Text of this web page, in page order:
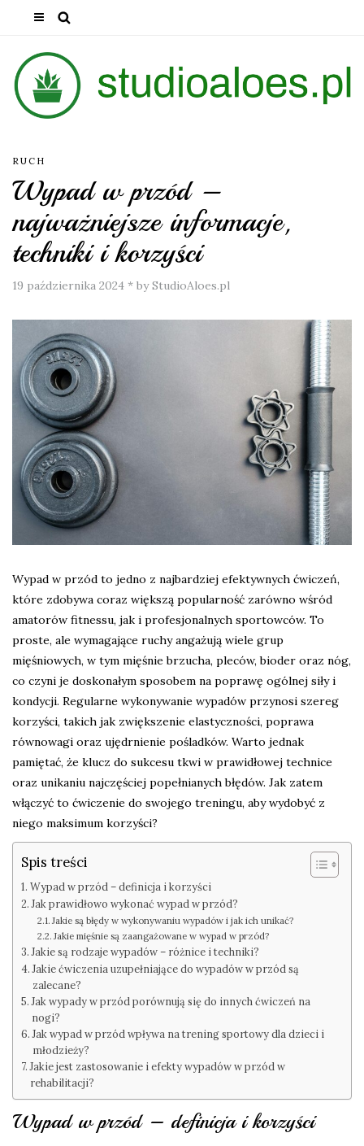
RUCH
Wypad w przód –
najważniejsze informacje,
techniki i korzyści
19 października 2024 * by StudioAloes.pl
Wypad w przód to jedno z najbardziej efektywnych ćwiczeń,
które zdobywa coraz większą popularność zarówno wśród
amatorów fitnessu, jak i profesjonalnych sportowców. To
proste, ale wymagające ruchy angażują wiele grup
mięśniowych, w tym mięśnie brzucha, pleców, bioder oraz nóg,
co czyni je doskonałym sposobem na poprawę ogólnej siły i
kondycji. Regularne wykonywanie wypadów przynosi szereg
korzyści, takich jak zwiększenie elastyczności, poprawa
równowagi oraz ujędrnienie pośladków. Warto jednak
pamiętać, że klucz do sukcesu tkwi w prawidłowej technice
oraz unikaniu najczęściej popełnianych błędów. Jak zatem
włączyć to ćwiczenie do swojego treningu, aby wydobyć z
niego maksimum korzyści?
Spis treści
Wypad w przód – definicja i korzyści
Jak prawidłowo wykonać wypad w przód?
Jakie są błędy w wykonywaniu wypadów i jak ich unikać?
Jakie mięśnie są zaangażowane w wypad w przód?
Jakie są rodzaje wypadów – różnice i techniki?
Jakie ćwiczenia uzupełniające do wypadów w przód są
zalecane?
Jak wypady w przód porównują się do innych ćwiczeń na
nogi?
Jak wypad w przód wpływa na trening sportowy dla dzieci i
młodzieży?
Jakie jest zastosowanie i efekty wypadów w przód w
rehabilitacji?
Wypad w przód – definicja i korzyści